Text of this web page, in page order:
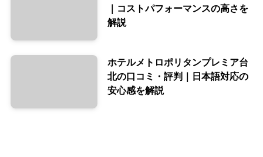
｜コストパフォーマンスの高さを
解説
ホテルメトロポリタンプレミア台
北の口コミ・評判｜日本語対応の
安心感を解説